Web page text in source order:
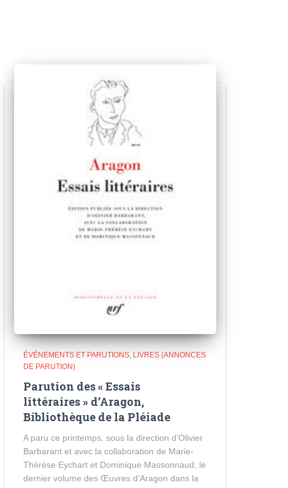
ÉVÉNEMENTS ET PARUTIONS LIVRES (ANNONCES
DE PARUTION)
Parution des « Essais
littéraires » d’Aragon,
Bibliothèque de la Pléiade
A paru ce printemps, sous la direction d’Olivier
Barbarant et avec la collaboration de Marie-
Thérèse Eychart et Dominique Massonnaud, le
dernier volume des Œuvres d’Aragon dans la